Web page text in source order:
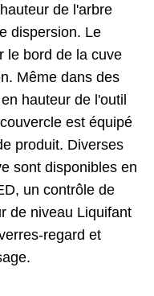
de l'arbre
dispersion. Le
le bord de la cuve
Même dans des
hauteur de l'outil
est équipé
produit. Diverses
sont disponibles en
un contrôle de
de niveau Liquifant
regard et